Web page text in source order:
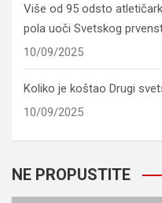
Više od 95 odsto
pola uoči Svetskog
10/09/2025
Koliko je koštao Drugi
10/09/2025
NE PROPUSTITE